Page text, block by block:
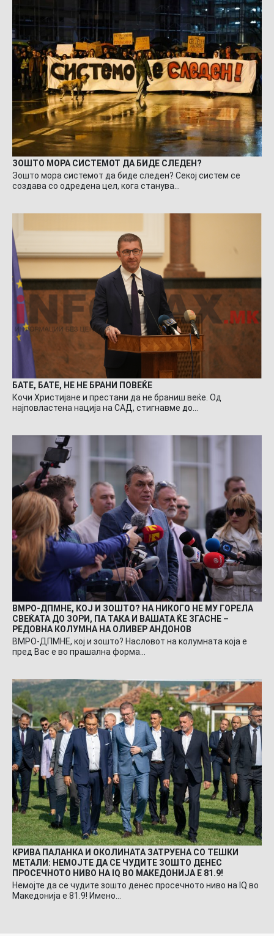
ЗОШТО МОРА СИСТЕМОТ ДА БИДЕ СЛЕДЕН?
Зошто мора системот да биде следен? Секој систем се
создава со одредена цел, кога станува…
БАТЕ, БАТЕ, НЕ НЕ БРАНИ ПОВЕЌЕ
Кочи Христијане и престани да не браниш веќе. Од
најповластена нација на САД, стигнавме до…
ВМРО-ДПМНЕ, КОЈ И ЗОШТО? НА НИКОГО НЕ МУ ГОРЕЛА
СВЕЌАТА ДО ЗОРИ, ПА ТАКА И ВАШАТА ЌЕ ЗГАСНЕ –
РЕДОВНА КОЛУМНА НА ОЛИВЕР АНДОНОВ
ВМРО-ДПМНЕ, кој и зошто? Насловот на колумната која е
пред Вас е во прашална форма…
КРИВА ПАЛАНКА И ОКОЛИНАТА ЗАТРУЕНА СО ТЕШКИ
МЕТАЛИ: НЕМОЈТЕ ДА СЕ ЧУДИТЕ ЗОШТО ДЕНЕС
ПРОСЕЧНОТО НИВО НА IQ ВО МАКЕДОНИЈА Е 81.9!
Немојте да се чудите зошто денес просечното ниво на IQ во
Македонија е 81.9! Имено…